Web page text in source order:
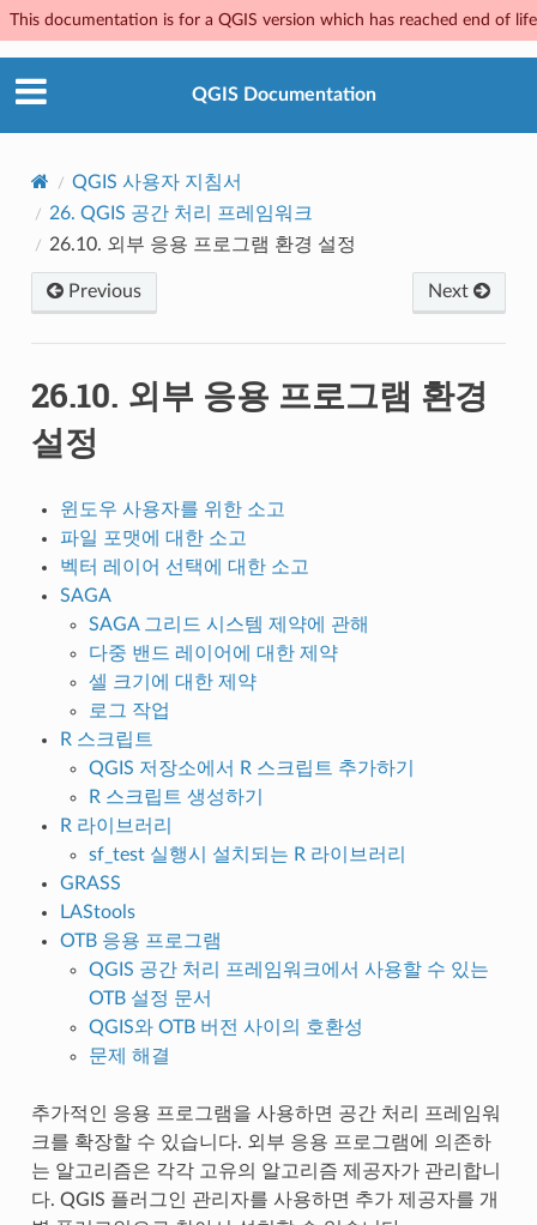
This documentation is for a QGIS version which has reached end of
QGIS Documentation
QGIS 사용자 지침서
26. QGIS 공간 처리 프레임워크
26.10. 외부 응용 프로그램 환경 설정
Previous Next
26.10. 외부 응용 프로그램 환경
설정
윈도우 사용자를 위한 소고
파일 포맷에 대한 소고
벡터 레이어 선택에 대한 소고
SAGA
SAGA 그리드 시스템 제약에 관해
다중 밴드 레이어에 대한 제약
셀 크기에 대한 제약
로그 작업
R 스크립트
QGIS 저장소에서 R 스크립트 추가하기
R 스크립트 생성하기
R 라이브러리
sf_test 실행시 설치되는 R 라이브러리
GRASS
LAStools
OTB 응용 프로그램
QGIS 공간 처리 프레임워크에서 사용할 수 있는
OTB 설정 문서
QGIS와 OTB 버전 사이의 호환성
문제 해결
추가적인 응용 프로그램을 사용하면 공간 처리 프레임워
크를 확장할 수 있습니다. 외부 응용 프로그램에 의존하
는 알고리즘은 각각 고유의 알고리즘 제공자가 관리합니
다. QGIS 플러그인 관리자를 사용하면 추가 제공자를 개